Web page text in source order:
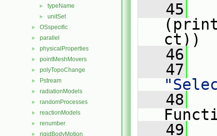
► typeName
► unitSet
► OSspecific
► parallel
► physicalProperties
► pointMeshMovers
► polyTopoChange
► Pstream
► radiationModels
► randomProcesses
► reactionModels
► renumber
► rigidBodyMotion
   45
ct))
   46
   47
   48
   49